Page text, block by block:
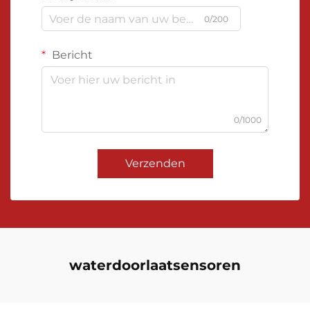
0/200
Bericht
0/1000
Verzenden
waterdoorlaatsensoren